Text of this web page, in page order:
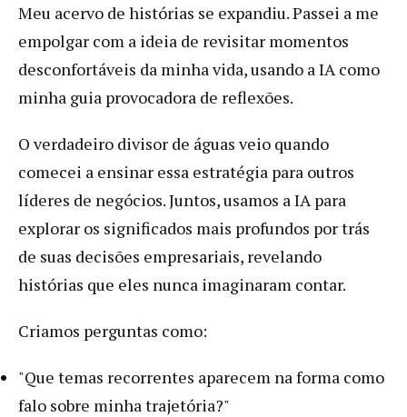
Meu acervo de histórias se expandiu. Passei a me
empolgar com a ideia de revisitar momentos
desconfortáveis da minha vida, usando a IA como
minha guia provocadora de reflexões.
O verdadeiro divisor de águas veio quando
comecei a ensinar essa estratégia para outros
líderes de negócios. Juntos, usamos a IA para
explorar os significados mais profundos por trás
de suas decisões empresariais, revelando
histórias que eles nunca imaginaram contar.
Criamos perguntas como:
"Que temas recorrentes aparecem na forma como
falo sobre minha trajetória?"